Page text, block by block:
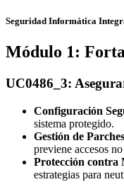
Seguridad Informática
Módulo 1:
UC0486_3:
Configuración
sistema protegido.
Gestión de
previene accesos no
Protección contra
estrategias para